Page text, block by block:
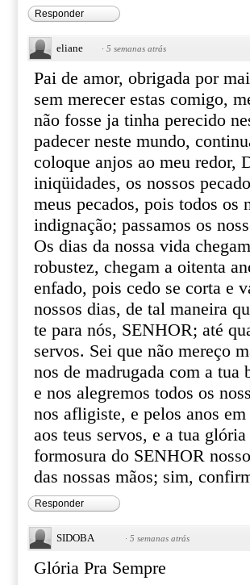
Responder
eliane · 5 semanas atrás
Pai de amor, obrigada por
sem merecer estas comigo,
não fosse ja tinha perecido
padecer neste mundo,
coloque anjos ao meu redor,
iniqüidades, os nossos
meus pecados, pois todos os
indignação; passamos os
Os dias da nossa vida
robustez, chegam a oitenta
enfado, pois cedo se corta e
nossos dias, de tal maneira
te para nós, SENHOR; até
servos. Sei que não mereço
nos de madrugada com a tua
e nos alegremos todos os
nos afligiste, e pelos anos
aos teus servos, e a tua
formosura do SENHOR
das nossas mãos; sim,
Responder
SIDOBA · 5 semanas atrás
Glória Pra Sempre